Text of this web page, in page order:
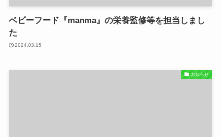
ベビーフード『manma』の栄養監修等を担当しまし
た
2024.03.15
お知らせ